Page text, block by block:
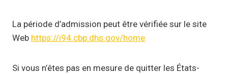
La période d’admission peut être vérifiée sur le site
Web https://i94.cbp.dhs.gov/home
Si vous n’êtes pas en mesure de quitter les États-